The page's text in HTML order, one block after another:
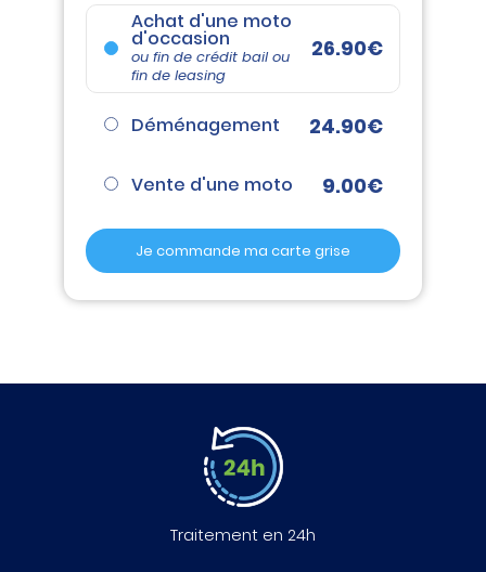
Achat d'une moto
d'occasion
ou fin de crédit bail ou
fin de leasing
26.90€
Déménagement 24.90€
Vente d'une moto 9.00€
Je commande ma carte grise
Traitement en 24h